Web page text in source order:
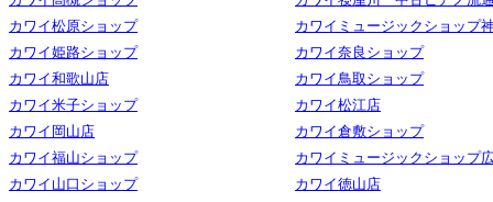
カワイ松原ショップ
カワイミュージックショップ
カワイ姫路ショップ
カワイ奈良ショップ
カワイ和歌山店
カワイ鳥取ショップ
カワイ米子ショップ
カワイ松江店
カワイ岡山店
カワイ倉敷ショップ
カワイ福山ショップ
カワイミュージックショップ
カワイ山口ショップ
カワイ徳山店